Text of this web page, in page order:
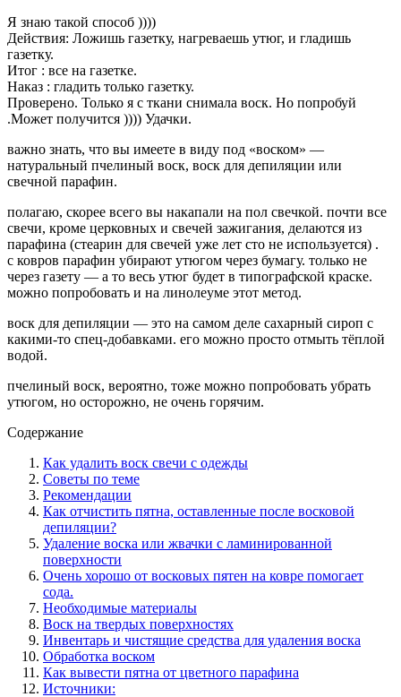
Я знаю такой способ ))))
Действия: Ложишь газетку, нагреваешь утюг, и гладишь
газетку.
Итог : все на газетке.
Наказ : гладить только газетку.
Проверено. Только я с ткани снимала воск. Но попробуй
.Может получится )))) Удачки.
важно знать, что вы имеете в виду под «воском» —
натуральный пчелиный воск, воск для депиляции или
свечной парафин.
полагаю, скорее всего вы накапали на пол свечкой. почти все
свечи, кроме церковных и свечей зажигания, делаются из
парафина (стеарин для свечей уже лет сто не используется) .
с ковров парафин убирают утюгом через бумагу. только не
через газету — а то весь утюг будет в типографской краске.
можно попробовать и на линолеуме этот метод.
воск для депиляции — это на самом деле сахарный сироп с
какими-то спец-добавками. его можно просто отмыть тёплой
водой.
пчелиный воск, вероятно, тоже можно попробовать убрать
утюгом, но осторожно, не очень горячим.
Содержание
Как удалить воск свечи с одежды
Советы по теме
Рекомендации
Как отчистить пятна, оставленные после восковой
депиляции?
Удаление воска или жвачки с ламинированной
поверхности
Очень хорошо от восковых пятен на ковре помогает
сода.
Необходимые материалы
Воск на твердых поверхностях
Инвентарь и чистящие средства для удаления воска
Обработка воском
Как вывести пятна от цветного парафина
Источники: